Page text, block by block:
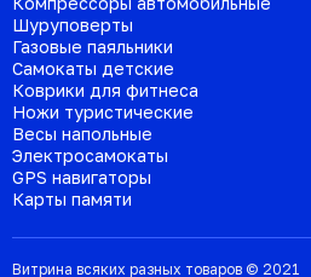
Шуруповерты
Газовые паяльники
Самокаты детские
Коврики для фитнеса
Ножи туристические
Весы напольные
Электросамокаты
GPS навигаторы
Карты памяти
Витрина всяких разных товаров © 2021